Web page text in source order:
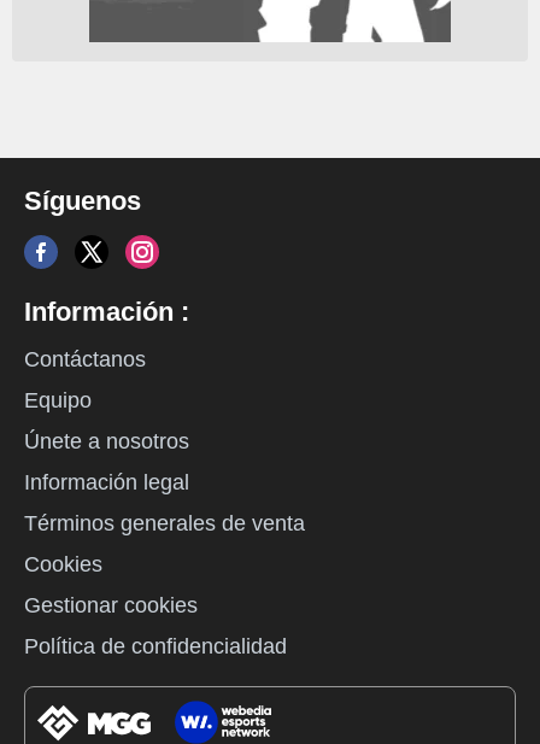
Síguenos
Información :
Contáctanos
Equipo
Únete a nosotros
Información legal
Términos generales de venta
Cookies
Gestionar cookies
Política de confidencialidad